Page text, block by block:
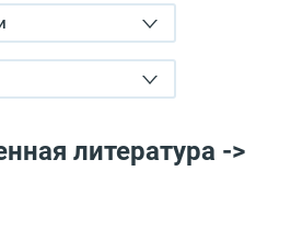
литература ->